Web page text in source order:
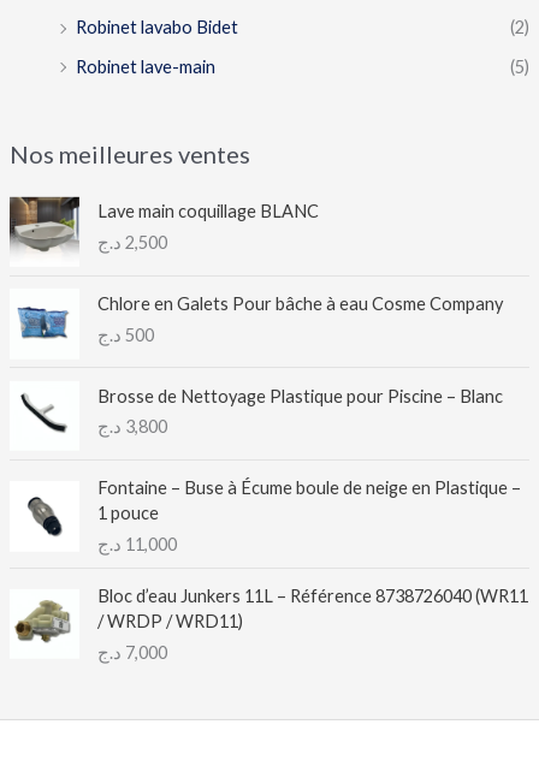
Robinet lavabo Bidet
(2)
Robinet lave-main
(5)
Nos meilleures ventes
Lave main coquillage BLANC
2,500 د.ج
Chlore en Galets Pour bâche à eau Cosme Company
500 د.ج
Brosse de Nettoyage Plastique pour Piscine – Blanc
3,800 د.ج
Fontaine – Buse à Écume boule de neige en Plastique –
1 pouce
11,000 د.ج
Bloc d’eau Junkers 11L – Référence 8738726040 (WR11
/ WRDP / WRD11)
7,000 د.ج